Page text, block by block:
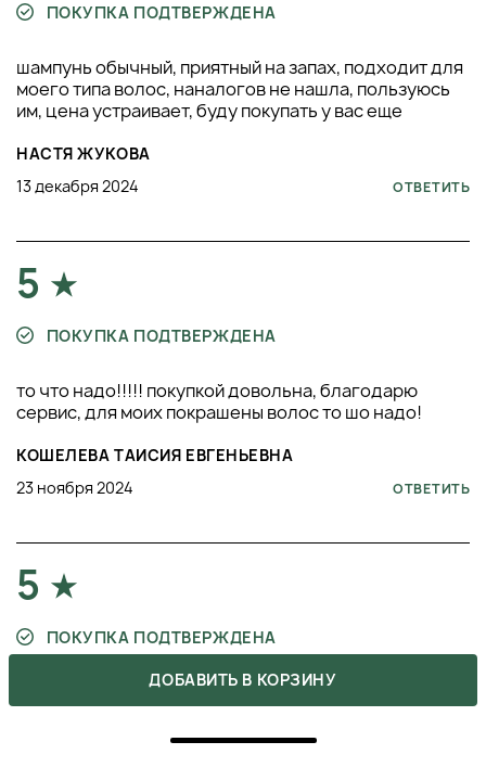
ПОКУПКА ПОДТВЕРЖДЕНА
шампунь обычный, приятный на запах, подходит для
моего типа волос, наналогов не нашла, пользуюсь
им, цена устраивает, буду покупать у вас еще
НАСТЯ ЖУКОВА
13 декабря 2024
ОТВЕТИТЬ
5
ПОКУПКА ПОДТВЕРЖДЕНА
то что надо!!!!! покупкой довольна, благодарю
сервис, для моих покрашены волос то шо надо!
КОШЕЛЕВА ТАИСИЯ ЕВГЕНЬЕВНА
23 ноября 2024
ОТВЕТИТЬ
5
ПОКУПКА ПОДТВЕРЖДЕНА
Сохраняю теперь свой цвет надолго, вообще не
заметила чтобы он вымывал цвет но вычитала такое
в отзывах. Волос просто чудо чудное, сама собой не
ДОБАВИТЬ В КОРЗИНУ